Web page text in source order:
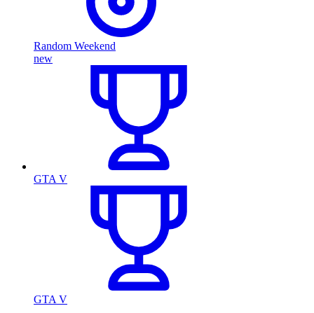
Random Weekend
new
GTA V
GTA V